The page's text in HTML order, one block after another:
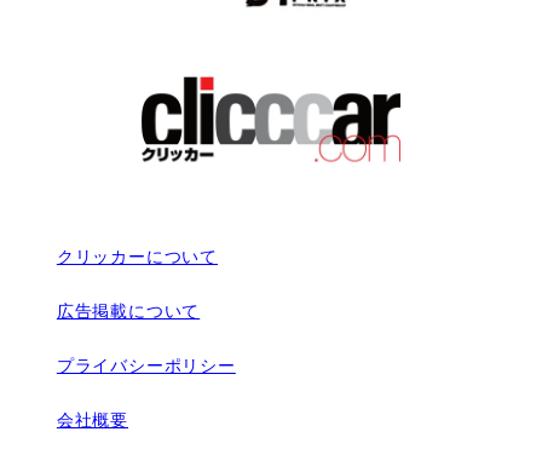
クリッカーについて
広告掲載について
プライバシーポリシー
会社概要